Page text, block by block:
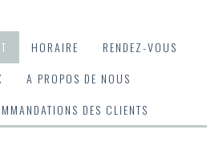
HORAIRE
RENDEZ-VOUS
A PROPOS DE NOUS
DES CLIENTS